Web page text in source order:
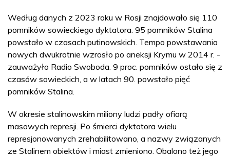
Według danych z 2023 roku w Rosji znajdowało się 110
pomników sowieckiego dyktatora. 95 pomników Stalina
powstało w czasach putinowskich. Tempo powstawania
nowych dwukrotnie wzrosło po aneksji Krymu w 2014 r. -
zauważyło Radio Swoboda. 9 proc. pomników ostało się z
czasów sowieckich, a w latach 90. powstało pięć
pomników Stalina.
W okresie stalinowskim miliony ludzi padły ofiarą
masowych represji. Po śmierci dyktatora wielu
represjonowanych zrehabilitowano, a nazwy związanych
ze Stalinem obiektów i miast zmieniono. Obalono też jego